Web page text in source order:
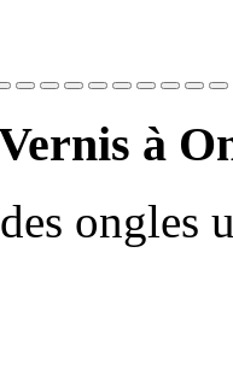
à
ongles